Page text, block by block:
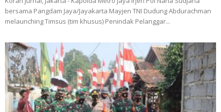
bersama Pangdam Jaya/Jayakarta Mayjen TNI Dudung Abdurachman
melaunching Timsus (tim khusus) Penindak Pelanggar...